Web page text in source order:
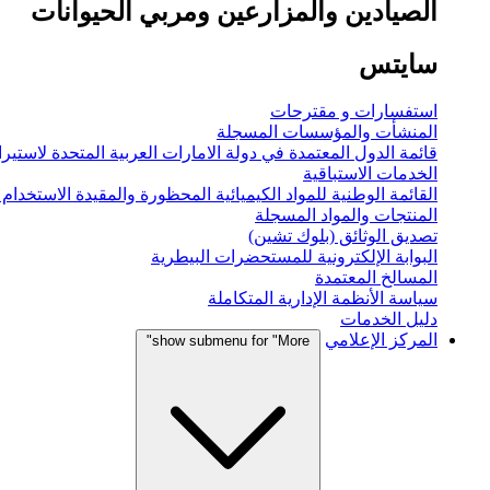
الصيادين والمزارعين ومربي الحيوانات
سايتس
استفسارات و مقترحات
المنشأت والمؤسسات المسجلة
قائمة الدول المعتمدة في دولة الامارات العربية المتحدة
الخدمات الاستباقية
القائمة الوطنية للمواد الكيميائية المحظورة والمقيدة
المنتجات والمواد المسجلة
تصديق الوثائق (بلوك تشين)
البوابة الإلكترونية للمستحضرات البيطرية
المسالخ المعتمدة
سياسة الأنظمة الإدارية المتكاملة
دليل الخدمات
المركز الإعلامي
show submenu for "More"